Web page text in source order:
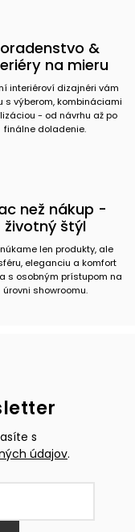
&
na mieru
interiéroví dizajnéri vám
s výberom, kombináciami
- od návrhu až po
finálne doladenie.
než nákup -
životný štýl
len produkty, ale
eleganciu a komfort
s osobným prístupom na
úrovni showroomu.
s
údajov.